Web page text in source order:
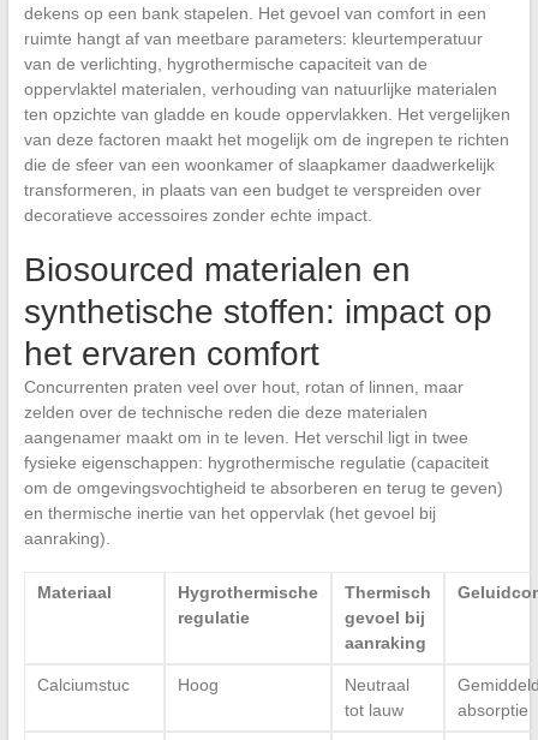
dekens op een bank stapelen. Het gevoel van comfort in een
ruimte hangt af van meetbare parameters: kleurtemperatuur
van de verlichting, hygrothermische capaciteit van de
oppervlaktel materialen, verhouding van natuurlijke materialen
ten opzichte van gladde en koude oppervlakken. Het vergelijken
van deze factoren maakt het mogelijk om de ingrepen te richten
die de sfeer van een woonkamer of slaapkamer daadwerkelijk
transformeren, in plaats van een budget te verspreiden over
decoratieve accessoires zonder echte impact.
Biosourced materialen en
synthetische stoffen: impact op
het ervaren comfort
Concurrenten praten veel over hout, rotan of linnen, maar
zelden over de technische reden die deze materialen
aangenamer maakt om in te leven. Het verschil ligt in twee
fysieke eigenschappen: hygrothermische regulatie (capaciteit
om de omgevingsvochtigheid te absorberen en terug te geven)
en thermische inertie van het oppervlak (het gevoel bij
aanraking).
Materiaal
Hygrothermische
regulatie
Thermisch
gevoel bij
aanraking
Calciumstuc Hoog
Neutraal
tot lauw
absorptie